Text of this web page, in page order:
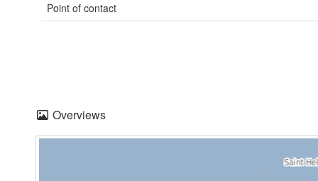
Point of contact
Overviews